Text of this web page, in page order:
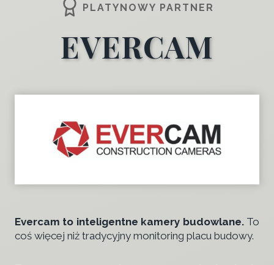
PLATYNOWY PARTNER
EVERCAM
Evercam to inteligentne kamery budowlane.To
coś więcej niż tradycyjny monitoring placu budowy.